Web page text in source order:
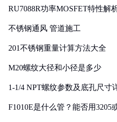
RU7088R功率MOSFET特性解
不锈钢通风 管道施工
201不锈钢重量计算方法大全
M20螺纹大径和小径是多少
1-1/4 NPT螺纹参数及底孔尺寸
F1010E是什么管？能否用3205